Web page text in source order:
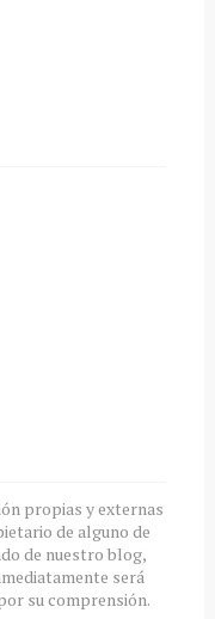
propias y externas
de alguno de
de nuestro blog,
será
su comprensión.